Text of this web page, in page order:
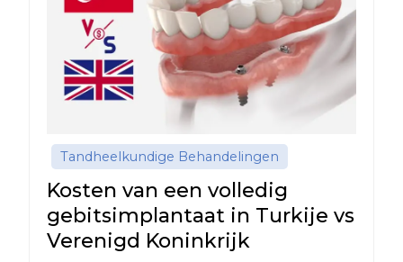
Tandheelkundige Behandelingen
Kosten van een volledig
gebitsimplantaat in Turkije vs
Verenigd Koninkrijk